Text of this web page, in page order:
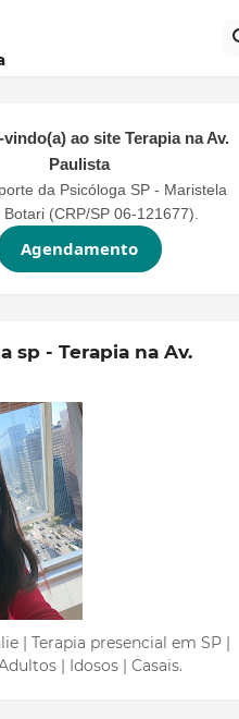
vindo(a) ao site Terapia na Av.
Paulista
da Psicóloga SP - Maristela
Botari (CRP/SP 06-121677).
Agendamento
sp - Terapia na Av.
| Terapia presencial em SP |
| Idosos | Casais.